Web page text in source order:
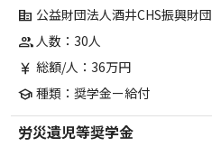
corporate_fare 公益財団法人酒井CHS振興財団
group人数：30人
currency_yen 総額/人：36万円
school 種類：奨学金ー給付
労災遺児等奨学金